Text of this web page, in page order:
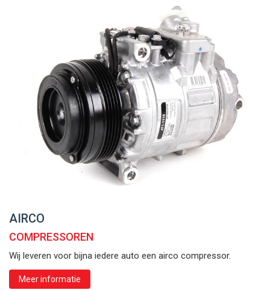
AIRCO
COMPRESSOREN
Wij leveren voor bijna iedere auto een airco compressor.
Meer informatie